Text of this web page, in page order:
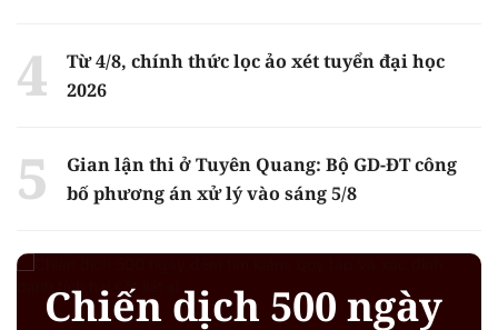
Từ 4/8, chính thức lọc ảo xét tuyển đại học
2026
Gian lận thi ở Tuyên Quang: Bộ GD-ĐT công
bố phương án xử lý vào sáng 5/8
Chiến dịch 500 ngày